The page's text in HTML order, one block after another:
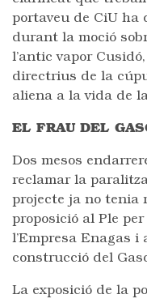
portaveu de CiU ha
durant la moció
l’antic vapor
directrius de la
aliena a la vida de
EL FRAU DEL
Dos mesos
reclamar la
projecte ja no tenia
proposició al Ple
l’Empresa Enagas
construcció del
La exposició de la